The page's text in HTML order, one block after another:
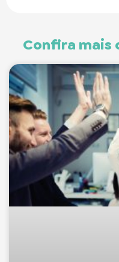
Confira mais